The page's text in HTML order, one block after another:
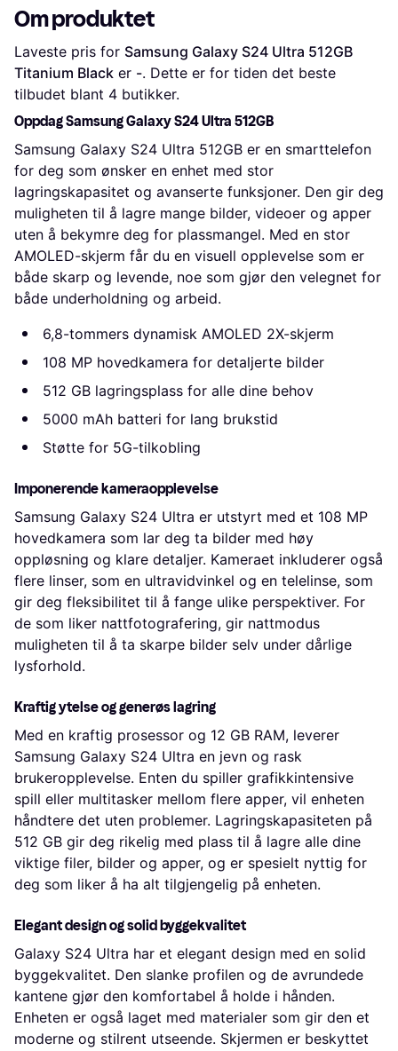
Om produktet
Laveste pris for Samsung Galaxy S24 Ultra 512GB
Titanium Black er -. Dette er for tiden det beste
tilbudet blant 4 butikker.
Oppdag Samsung Galaxy S24 Ultra 512GB
Samsung Galaxy S24 Ultra 512GB er en smarttelefon
for deg som ønsker en enhet med stor
lagringskapasitet og avanserte funksjoner. Den gir deg
muligheten til å lagre mange bilder, videoer og apper
uten å bekymre deg for plassmangel. Med en stor
AMOLED-skjerm får du en visuell opplevelse som er
både skarp og levende, noe som gjør den velegnet for
både underholdning og arbeid.
6,8-tommers dynamisk AMOLED 2X-skjerm
108 MP hovedkamera for detaljerte bilder
512 GB lagringsplass for alle dine behov
5000 mAh batteri for lang brukstid
Støtte for 5G-tilkobling
Imponerende kameraopplevelse
Samsung Galaxy S24 Ultra er utstyrt med et 108 MP
hovedkamera som lar deg ta bilder med høy
oppløsning og klare detaljer. Kameraet inkluderer også
flere linser, som en ultravidvinkel og en telelinse, som
gir deg fleksibilitet til å fange ulike perspektiver. For
de som liker nattfotografering, gir nattmodus
muligheten til å ta skarpe bilder selv under dårlige
lysforhold.
Kraftig ytelse og generøs lagring
Med en kraftig prosessor og 12 GB RAM, leverer
Samsung Galaxy S24 Ultra en jevn og rask
brukeropplevelse. Enten du spiller grafikkintensive
spill eller multitasker mellom flere apper, vil enheten
håndtere det uten problemer. Lagringskapasiteten på
512 GB gir deg rikelig med plass til å lagre alle dine
viktige filer, bilder og apper, og er spesielt nyttig for
deg som liker å ha alt tilgjengelig på enheten.
Elegant design og solid byggekvalitet
Galaxy S24 Ultra har et elegant design med en solid
byggekvalitet. Den slanke profilen og de avrundede
kantene gjør den komfortabel å holde i hånden.
Enheten er også laget med materialer som gir den et
moderne og stilrent utseende. Skjermen er beskyttet